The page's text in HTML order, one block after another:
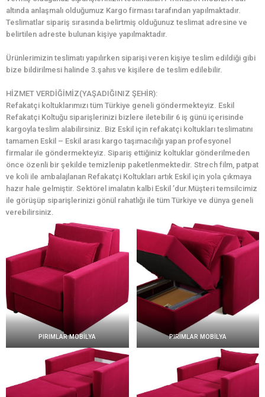
altında anlaşmalı olduğumuz Kargo firması tarafından yapılmaktadır.
Teslimatlar sipariş sırasında belirtmiş olduğunuz teslimat adresine ve
belirtilen adreste bulunan kişiye yapılmaktadır.
Ürünlerimizin teslimatı yapılırken siparişi veren kişiye teslim edildiği gibi
bize bildirilmesi halinde 3.şahıs ve kişilere de teslim edilebilir.
HİZMET VERDİĞİMİZ(YAŞADIĞINIZ ŞEHİR):
Refakatçi koltuklarımızı tüm Türkiye geneli göndermekteyiz. Eskil
Refakatçi Koltuğu siparişlerinizi bizlere iletebilir 6 iş günü içerisinde
kargoyla teslim alabilirsiniz. Biz Eskil için refakatçi koltukları teslimatını
tamamen Eskil – Eskil arası kargo taşımacılığı yapan profesyonel
firmalar ile göndermekteyiz. Sipariş ettiğiniz koltuklar gönderilmeden
önce özenli bir şekilde temizlenip paketlenmektedir. Strech film, patpat
ve koli ile ambalajlanan Refakatçi Koltukları artık Eskil için yola çıkmaya
hazır hale gelmiştir. Sektörel imalatın kalbi Eskil ’dur.Müşteri temsilcimiz
ile görüşüp siparişlerinizi gönül rahatlığı ile tüm Türkiye ve dünya geneli
verebilirsiniz.
PIRIMLAR MOBİLYA PIRIMLAR MOBİLYA